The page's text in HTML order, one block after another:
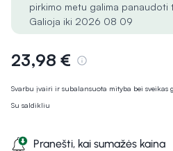
Svarbu įvairi ir subalansuota mityba bei sveikas
Su saldikliu
pirkimo metu galima
Galioja iki 2026 08 09
23,98 €
Pranešti, kai sumažės kaina